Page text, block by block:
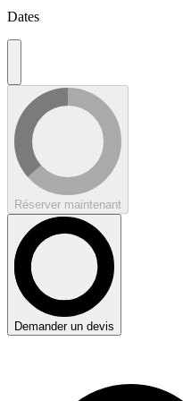
Dates
Réserver maintenant
Demander un devis